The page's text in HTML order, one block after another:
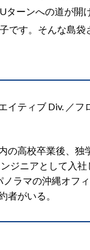
ーンへの道が開
です。そんな島
ティブ Div. ／フ
の高校卒業後、
ジニアとして入
ラマの沖縄オフ
者がいる。